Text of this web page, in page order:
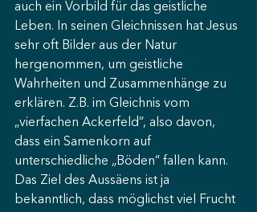
auch ein Vorbild für das geistliche
Leben. In seinen Gleichnissen hat Jesus
sehr oft Bilder aus der Natur
hergenommen, um geistliche
Wahrheiten und Zusammenhänge zu
erklären. Z.B. im Gleichnis vom
„vierfachen Ackerfeld“, also davon,
dass ein Samenkorn auf
unterschiedliche „Böden“ fallen kann.
Das Ziel des Aussäens ist ja
bekanntlich, dass möglichst viel Frucht